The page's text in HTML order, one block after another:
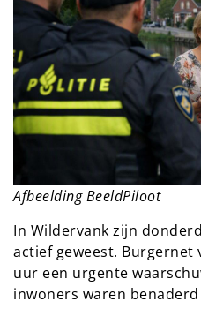
Afbeelding BeeldPiloot
In Wildervank zijn
actief geweest.
uur een urgente
inwoners waren